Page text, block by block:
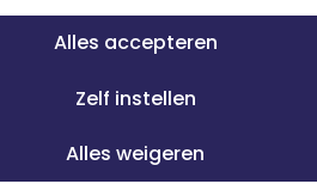
Alles accepteren
Zelf instellen
Alles weigeren
Talentontwikkeling
Jobcoaching
Outplacement